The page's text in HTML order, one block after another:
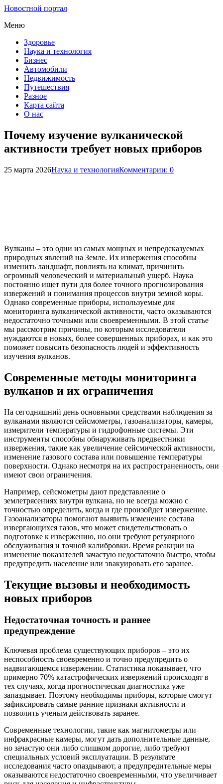
Новостной портал
Меню
Здоровье
Наука и технология
Бизнес
Автомобили
Недвижимость
Путешествия
Разное
Карта сайта
О нас
Почему изучение вулканической
активности требует новых приборов
25 марта 2026Наука и технологияКомментарии: 0
Вулканы – это одни из самых мощных и непредсказуемых
природных явлений на Земле. Их извержения способны
изменить ландшафт, повлиять на климат, причинить
огромный человеческий и материальный ущерб. Наука
постоянно ищет пути для более точного прогнозирования
извержений и понимания процессов внутри земной коры.
Однако современные приборы, используемые для
мониторинга вулканической активности, часто оказываются
недостаточно точными или своевременными. В этой статье
мы рассмотрим причины, по которым исследователи
нуждаются в новых, более совершенных приборах, и как это
поможет повысить безопасность людей и эффективность
изучения вулканов.
Современные методы мониторинга
вулканов и их ограничения
На сегодняшний день основными средствами наблюдения за
вулканами являются сейсмометры, газоанализаторы, камеры,
измерители температуры и гидрофонные системы. Эти
инструменты способны обнаруживать предвестники
извержения, такие как увеличение сейсмической активности,
изменение газового состава или повышение температуры
поверхности. Однако несмотря на их распространенность, они
имеют свои ограничения.
Например, сейсмометры дают представление о
землетрясениях внутри вулкана, но не всегда можно с
точностью определить, когда и где произойдет извержение.
Газоанализаторы помогают выявить изменение состава
извергающихся газов, что может свидетельствовать о
подготовке к извержению, но они требуют регулярного
обслуживания и точной калибровки. Время реакции на
изменение показателей зачастую недостаточно быстро, чтобы
предупредить население или эвакуировать его заранее.
Текущие вызовы и необходимость
новых приборов
Недостаточная точность и раннее
предупреждение
Ключевая проблема существующих приборов – это их
неспособность своевременно и точно предупредить о
надвигающемся извержении. Статистика показывает, что
примерно 70% катастрофических извержений происходят в
тех случаях, когда прогностическая диагностика уже
запаздывает. Поэтому необходимы приборы, которые смогут
зафиксировать самые ранние признаки активности и
позволить ученым действовать заранее.
Современные технологии, такие как магнитометры или
инфракрасные камеры, могут дать дополнительные данные,
но зачастую они либо слишком дорогие, либо требуют
специальных условий эксплуатации. В результате
исследования часто опаздывают, а предупредительные меры
оказываются недостаточно своевременными, что увеличивает